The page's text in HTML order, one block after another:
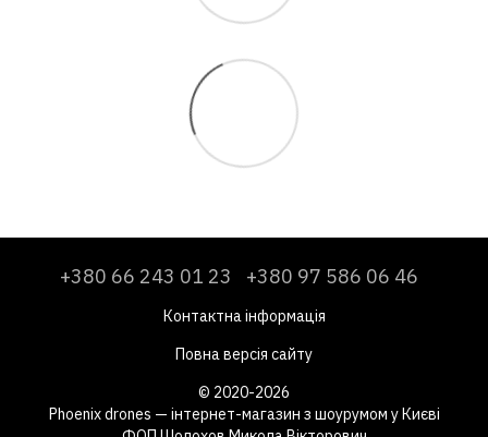
+380 66 243 01 23 +380 97 586 06 46
Контактна інформація
Повна версія сайту
© 2020-2026
Phoenix drones — інтернет-магазин з шоурумом у Києві